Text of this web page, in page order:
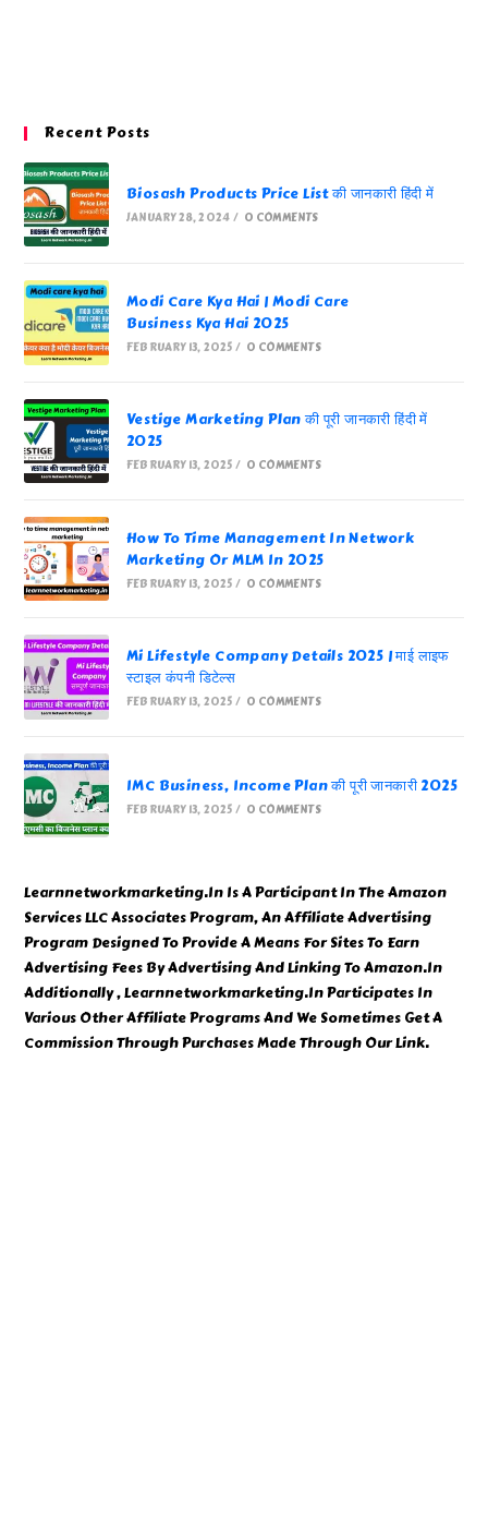
Recent Posts
Biosash Products Price List की जानकारी हिंदी में
JANUARY 28, 2024 / 0 COMMENTS
Modi Care Kya Hai | Modi Care
Business Kya Hai 2025
FEBRUARY 13, 2025 / 0 COMMENTS
Vestige Marketing Plan की पूरी जानकारी हिंदी में
2025
FEBRUARY 13, 2025 / 0 COMMENTS
How To Time Management In Network
Marketing Or MLM In 2025
FEBRUARY 13, 2025 / 0 COMMENTS
Mi Lifestyle Company Details 2025 | माई लाइफ
स्टाइल कंपनी डिटेल्स
FEBRUARY 13, 2025 / 0 COMMENTS
IMC Business, Income Plan की पूरी जानकारी 2025
FEBRUARY 13, 2025 / 0 COMMENTS
Learnnetworkmarketing.In Is A Participant In The Amazon
Services LLC Associates Program, An Affiliate Advertising
Program Designed To Provide A Means For Sites To Earn
Advertising Fees By Advertising And Linking To Amazon.In
Additionally , Learnnetworkmarketing.In Participates In
Various Other Affiliate Programs And We Sometimes Get A
Commission Through Purchases Made Through Our Link.